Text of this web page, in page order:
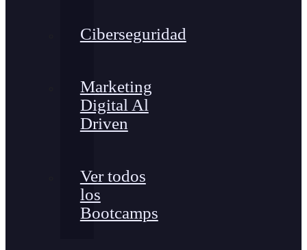
Ciberseguridad
Marketing
Digital Al
Driven
Ver todos
los
Bootcamps